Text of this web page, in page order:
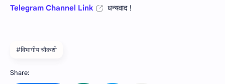
Telegram Channel Link
धन्यवाद !
#विभागीय चौकशी